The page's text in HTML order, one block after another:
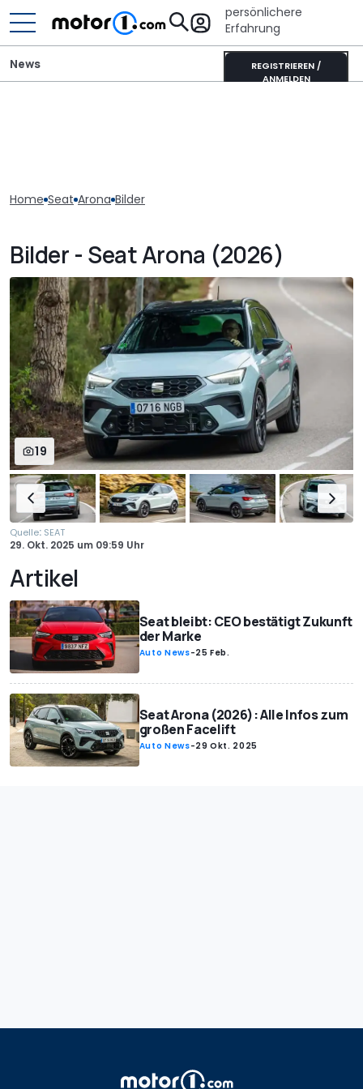
persönlichere
Erfahrung
REGISTRIEREN /
ANMELDEN
News
Home Seat Arona Bilder
Bilder - Seat Arona (2026)
19
Quelle: SEAT
29. Okt. 2025 um 09:59 Uhr
Artikel
Seat bleibt: CEO bestätigt Zukunft
der Marke
Auto News-25 Feb.
Seat Arona (2026): Alle Infos zum
großen Facelift
Auto News-29 Okt. 2025